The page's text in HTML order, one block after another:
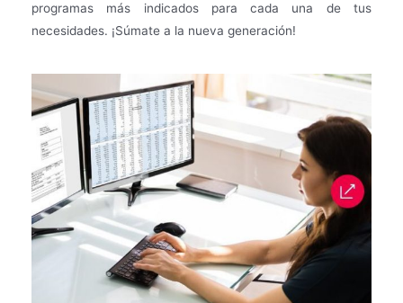
programas más indicados para cada una de tus
necesidades. ¡Súmate a la nueva generación!